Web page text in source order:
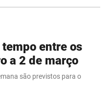
entre os
a 2 de março
são previstos para o